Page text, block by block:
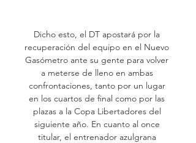
Dicho esto, el DT apostará por la
recuperación del equipo en el Nuevo
Gasómetro ante su gente para volver
a meterse de lleno en ambas
confrontaciones, tanto por un lugar
en los cuartos de final como por las
plazas a la Copa Libertadores del
siguiente año. En cuanto al once
titular, el entrenador azulgrana